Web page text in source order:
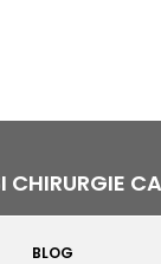
CHIRURGIE
BLOG